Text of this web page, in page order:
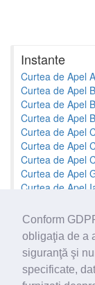
Conform
obligaţia de a
siguranţă şi
specificate,
Instante
Curtea de Apel
Curtea de Apel
Curtea de Apel
Curtea de Apel
Curtea de Apel
Curtea de Apel
Curtea de Apel
Curtea de Apel
Curtea de Apel
Toate